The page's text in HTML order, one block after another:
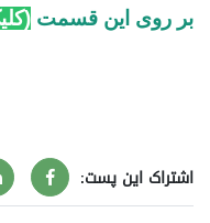
بر روی این قسمت
اشتراک این پست: